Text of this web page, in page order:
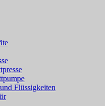
Flüssigkeiten